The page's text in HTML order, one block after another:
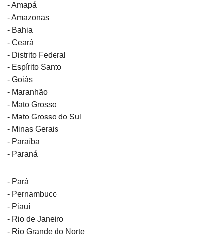
- Amapá
- Amazonas
- Bahia
- Ceará
- Distrito Federal
- Espírito Santo
- Goiás
- Maranhão
- Mato Grosso
- Mato Grosso do Sul
- Minas Gerais
- Paraíba
- Paraná
- Pará
- Pernambuco
- Piauí
- Rio de Janeiro
- Rio Grande do Norte